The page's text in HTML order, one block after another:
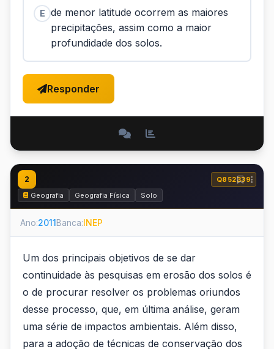
E de menor latitude ocorrem as maiores
precipitações, assim como a maior
profundidade dos solos.
Responder
2
Q852339
Geografia
Geografia Física Solo
Ano:2011Banca:INEP
Um dos principais objetivos de se dar
continuidade às pesquisas em erosão dos solos é
o de procurar resolver os problemas oriundos
desse processo, que, em última análise, geram
uma série de impactos ambientais. Além disso,
para a adoção de técnicas de conservação dos